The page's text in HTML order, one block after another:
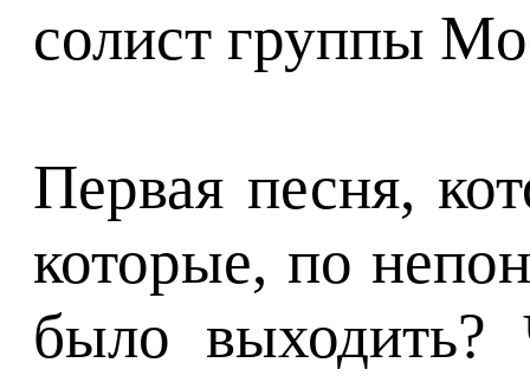
солист группы
Первая песня,
которые, по
было выходить?